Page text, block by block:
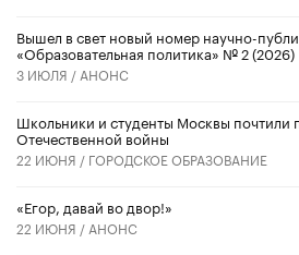
Вышел в свет новый номер научно-
«Образовательная политика» № 2 (2026)
3 ИЮЛЯ / АНОНС
Школьники и студенты Москвы почтили
Отечественной войны
22 ИЮНЯ / ГОРОДСКОЕ ОБРАЗОВАНИЕ
«Егор, давай во двор!»
22 ИЮНЯ / АНОНС